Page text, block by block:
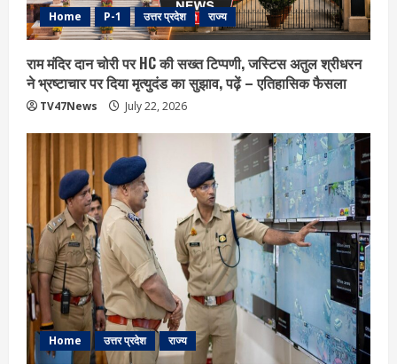
Home P-1 उत्तर प्रदेश राज्य
राम मंदिर दान चोरी पर HC की सख्त टिप्पणी, जस्टिस अतुल श्रीधरन
ने भ्रष्टाचार पर द‍िया मृत्युदंड का सुझाव, पढ़ें – एत‍िहास‍िक फैसला
TV47News July 22, 2026
Home उत्तर प्रदेश राज्य